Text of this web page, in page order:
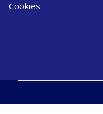
Cookies